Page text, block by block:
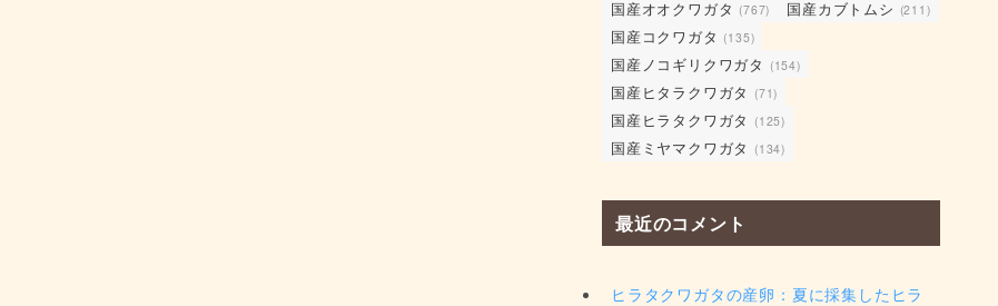
国産オオクワガタ (767) 国産カブトムシ (211)
国産コクワガタ (135)
国産ノコギリクワガタ (154)
国産ヒタラクワガタ (71)
国産ヒラタクワガタ (125)
国産ミヤマクワガタ (134)
最近のコメント
ヒラタクワガタの産卵：夏に採集したヒラ